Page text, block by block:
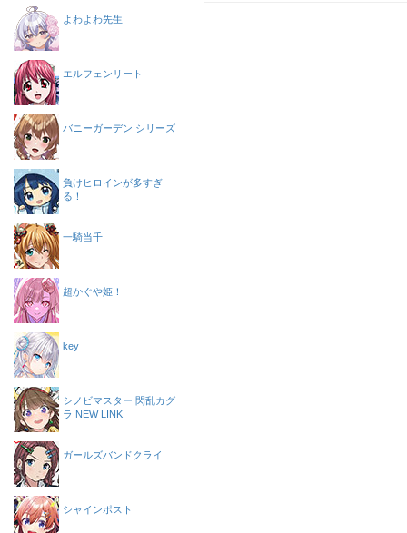
よわよわ先生
エルフェンリート
バニーガーデン シリーズ
負けヒロインが多すぎ
る！
一騎当千
超かぐや姫！
key
シノビマスター 閃乱カグ
ラ NEW LINK
ガールズバンドクライ
シャインポスト